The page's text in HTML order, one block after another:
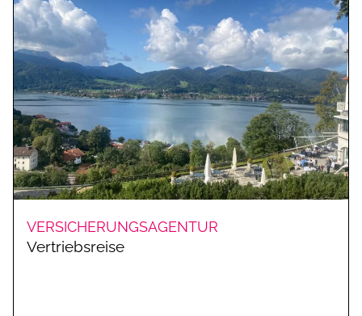
VERSICHERUNGSAGENTUR
Vertriebsreise